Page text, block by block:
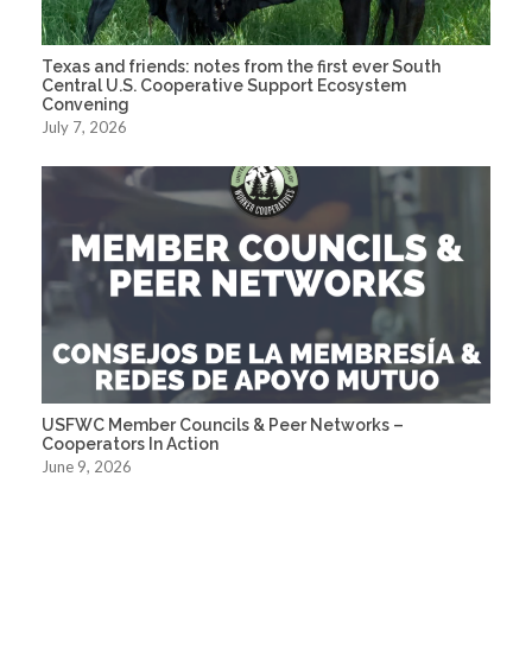
Texas and friends: notes from the first ever South
Central U.S. Cooperative Support Ecosystem
Convening
July 7, 2026
USFWC Member Councils & Peer Networks –
Cooperators In Action
June 9, 2026